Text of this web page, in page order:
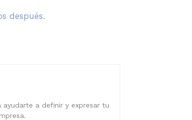
después.
ayudarte a definir y expresar tu